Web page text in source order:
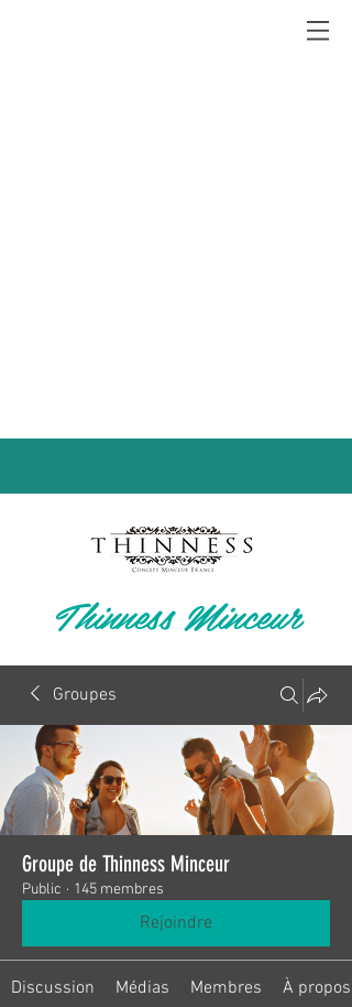
Thinness Minceur
Groupes
Groupe de Thinness Minceur
Public · 145 membres
Rejoindre
Discussion Médias Membres À propos